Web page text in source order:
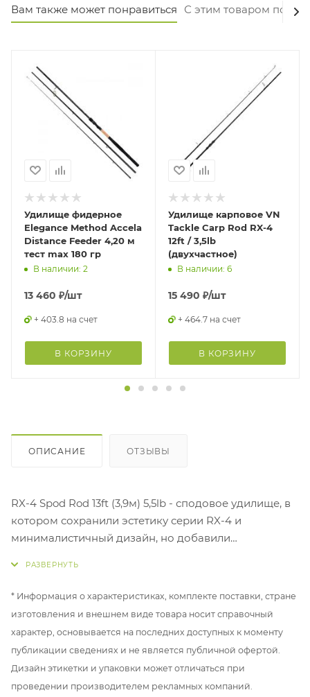
Вам также может понравиться С этим товаром
Удилище фидерное
Elegance Method Accela
Distance Feeder 4,20 м
тест max 180 гр
В наличии: 2
13 460 ₽/шт
+ 403.8 на счет
В КОРЗИНУ
Удилище карповое VN
Tackle Carp Rod RX-4
12ft / 3,5lb
(двухчастное)
В наличии: 6
15 490 ₽/шт
+ 464.7 на счет
В КОРЗИНУ
ОПИСАНИЕ ОТЗЫВЫ
RX-4 Spod Rod 13ft (3,9м) 5,5lb - сподовое удилище, в
котором сохранили эстетику серии RX-4 и
минималистичный дизайн, но добавили
придания защитного слоя и дополнительной
жесткости, по всему бланку нанесено финишное
карбоновое покрытие 2К.
* Информация о характеристиках, комплекте поставки, стране
изготовления и внешнем виде товара носит справочный
характер, основывается на последних доступных к моменту
публикации сведениях и не является публичной офертой.
Дизайн этикетки и упаковки может отличаться при
проведении производителем рекламных компаний.